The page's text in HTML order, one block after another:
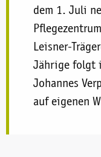
dem 1. Juli
Leisner-
Jährige folgt
Johannes
auf eigenen